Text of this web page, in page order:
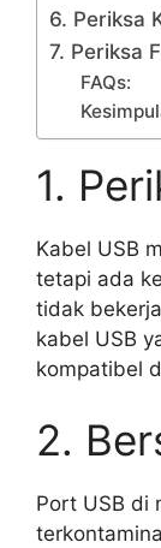
6. Periksa
7. Periksa
FAQs:
1.
Kabel USB
tetapi ada
tidak
kabel USB
kompatibel
2.
Port USB di